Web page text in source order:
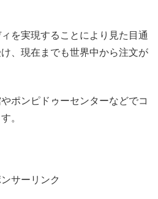
を実現することにより見た目通
、現在までも世界中から注文が
ポンピドゥーセンターなどでコ
。
サーリンク